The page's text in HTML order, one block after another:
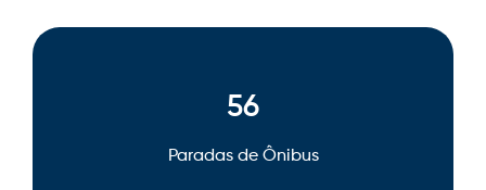
56
Paradas de Ônibus